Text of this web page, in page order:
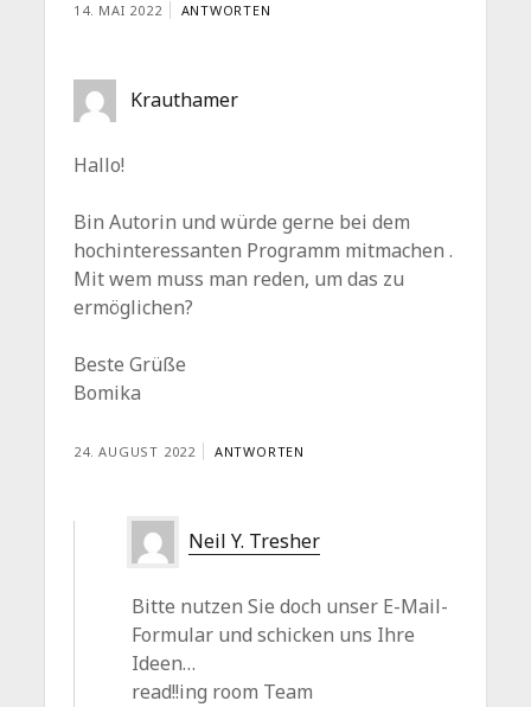
14. MAI 2022 ANTWORTEN
Krauthamer
Hallo!
Bin Autorin und würde gerne bei dem
hochinteressanten Programm mitmachen .
Mit wem muss man reden, um das zu
ermöglichen?
Beste Grüße
Bomika
24. AUGUST 2022 ANTWORTEN
Neil Y. Tresher
Bitte nutzen Sie doch unser E-Mail-
Formular und schicken uns Ihre
Ideen…
read!!ing room Team